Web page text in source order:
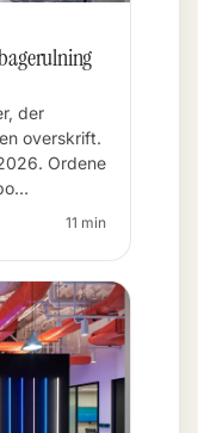
der
overskrift.
Ordene
11 min